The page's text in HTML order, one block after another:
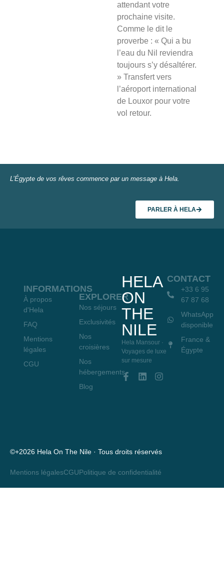
attendant votre
prochaine visite.
Comme le dit le
proverbe : « Qui a bu
l’eau du Nil reviendra
toujours s’y désaltérer.
» Transfert vers
l’aéroport international
de Louxor pour votre
vol retour.
L’Égypte de vos rêves commence par un message à Hela.
PARLER À HELA
HELA
ON
THE
NILE
Hela Mansour ·
Voyages de luxe
sur mesure
EXPLORER
Nos séjours
Exclusivités
Nos
croisières
Nos
hébergements
Blog
INFORMATIONS
À propos
d'Hela
FAQ
Mentions
légales
CGU
CONTACT
+33 6 95
67 87 68
WhatsApp
disponible
France &
Égypte
©+2026 Hela On The Nile · Tous droits réservés
Mentions légalesCGUPolitique de confidentialité